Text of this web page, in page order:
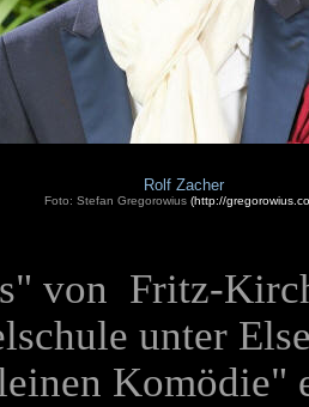
Rolf Zacher
Foto: Stefan Gregorowius (http://
von Fritz-
unter
Komödie"